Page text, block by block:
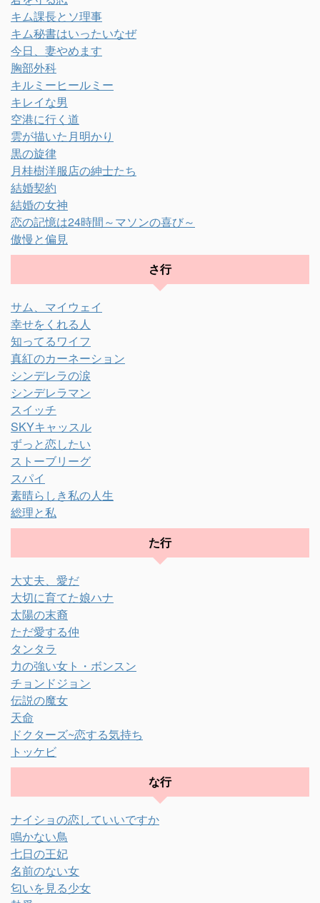
キム課長とソ理事
キム秘書はいったいなぜ
今日、妻やめます
胸部外科
キルミーヒールミー
キレイな男
空港に行く道
雲が描いた月明かり
黒の旋律
月桂樹洋服店の紳士たち
結婚契約
結婚の女神
恋の記憶は24時間～マソンの喜び～
傲慢と偏見
さ行
サム、マイウェイ
幸せをくれる人
知ってるワイフ
真紅のカーネーション
シンデレラの涙
シンデレラマン
スイッチ
SKYキャッスル
ずっと恋したい
ストーブリーグ
スパイ
素晴らしき私の人生
総理と私
た行
大丈夫、愛だ
大切に育てた娘ハナ
太陽の末裔
ただ愛する仲
タンタラ
力の強い女ト・ボンスン
チョンドジョン
伝説の魔女
天命
ドクターズ~恋する気持ち
トッケビ
な行
ナイショの恋していいですか
鳴かない鳥
七日の王妃
名前のない女
匂いを見る少女